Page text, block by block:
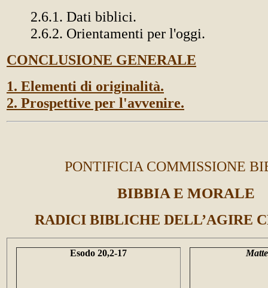
2.6.1. Dati biblici.
2.6.2. Orientamenti per l'oggi.
CONCLUSIONE GENERALE
1. Elementi di originalità.
2. Prospettive per l'avvenire.
PONTIFICIA COMMISSIONE
BIBBIA E MORALE
RADICI BIBLICHE DELL’AGIRE
Esodo 20,2-17